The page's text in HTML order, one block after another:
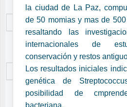
la ciudad de La Paz,
de 50 momias y mas de
resaltando las
internacionales de
conservación y restos
Los resultados iniciales
genética de
posibilidad de
bacteriana.